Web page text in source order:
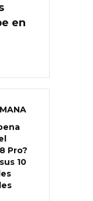
en
Pro?
10